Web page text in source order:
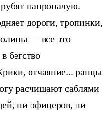
напропалую.
дороги, тропинки,
— все это
бегство
отчаяние... ранцы
расчищают саблями
ни офицеров, ни